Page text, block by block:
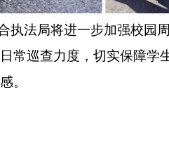
执法局将进一步加强校园
常巡查力度，切实保障学
。